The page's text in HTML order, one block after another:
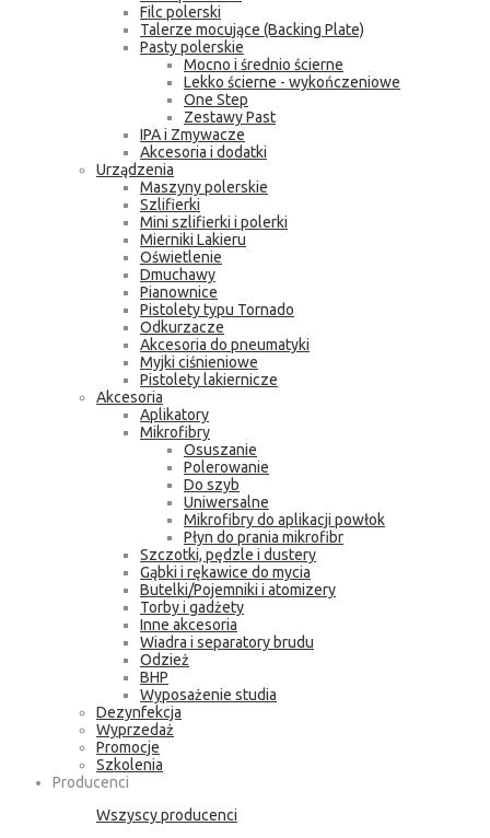
Filc polerski
Talerze mocujące (Backing Plate)
Pasty polerskie
Mocno i średnio ścierne
Lekko ścierne - wykończeniowe
One Step
Zestawy Past
IPA i Zmywacze
Akcesoria i dodatki
Urządzenia
Maszyny polerskie
Szlifierki
Mini szlifierki i polerki
Mierniki Lakieru
Oświetlenie
Dmuchawy
Pianownice
Pistolety typu Tornado
Odkurzacze
Akcesoria do pneumatyki
Myjki ciśnieniowe
Pistolety lakiernicze
Akcesoria
Aplikatory
Mikrofibry
Osuszanie
Polerowanie
Do szyb
Uniwersalne
Mikrofibry do aplikacji powłok
Płyn do prania mikrofibr
Szczotki, pędzle i dustery
Gąbki i rękawice do mycia
Butelki/Pojemniki i atomizery
Torby i gadżety
Inne akcesoria
Wiadra i separatory brudu
Odzież
BHP
Wyposażenie studia
Dezynfekcja
Wyprzedaż
Promocje
Szkolenia
Producenci
Wszyscy producenci